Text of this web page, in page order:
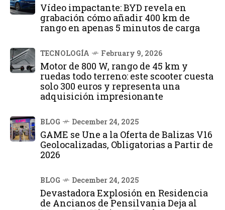
Vídeo impactante: BYD revela en
grabación cómo añadir 400 km de
rango en apenas 5 minutos de carga
TECNOLOGÍA February 9, 2026
Motor de 800 W, rango de 45 km y
ruedas todo terreno: este scooter cuesta
solo 300 euros y representa una
adquisición impresionante
BLOG December 24, 2025
GAME se Une a la Oferta de Balizas V16
Geolocalizadas, Obligatorias a Partir de
2026
BLOG December 24, 2025
Devastadora Explosión en Residencia
de Ancianos de Pensilvania Deja al